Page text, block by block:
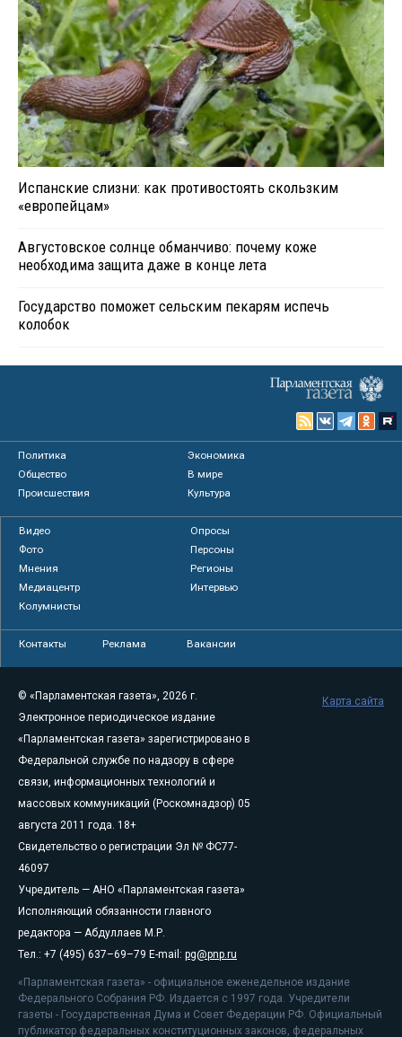
Испанские слизни: как противостоять скользким
«европейцам»
Августовское солнце обманчиво: почему коже
необходима защита даже в конце лета
Государство поможет сельским пекарям испечь
колобок
Политика
Экономика
Общество
В мире
Происшествия
Культура
Видео
Опросы
Фото
Персоны
Мнения
Регионы
Медиацентр
Интервью
Колумнисты
Контакты Реклама Вакансии
© «Парламентская газета», 2026 г.
Электронное периодическое издание
«Парламентская газета» зарегистрировано в
Федеральной службе по надзору в сфере
связи, информационных технологий и
массовых коммуникаций (Роскомнадзор) 05
августа 2011 года. 18+
Свидетельство о регистрации Эл № ФС77-
46097
Учредитель — АНО «Парламентская газета»
Исполняющий обязанности главного
редактора — Абдуллаев М.Р.
Тел.: +7 (495) 637–69–79 E-mail: pg@pnp.ru
«Парламентская газета» - официальное еженедельное издание
Федерального Собрания РФ. Издается с 1997 года. Учредители
газеты - Государственная Дума и Совет Федерации РФ. Официальный
публикатор федеральных конституционных законов, федеральных
Карта сайта